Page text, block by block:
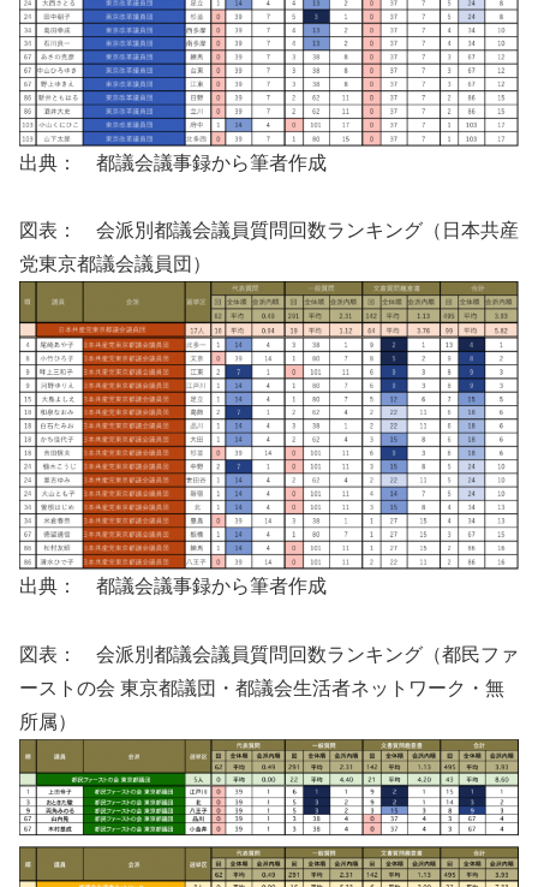
出典： 都議会議事録から筆者作成
図表： 会派別都議会議員質問回数ランキング（日本共産
党東京都議会議員団）
出典： 都議会議事録から筆者作成
図表： 会派別都議会議員質問回数ランキング（都民ファ
ーストの会 東京都議団・都議会生活者ネットワーク・無
所属）